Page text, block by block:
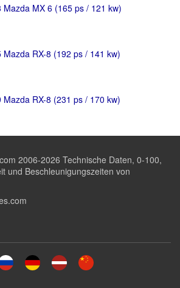
Mazda MX 6 (165 ps / 121 kw)
Mazda RX-8 (192 ps / 141 kw)
Mazda RX-8 (231 ps / 170 kw)
2006-2026 Technische Daten, 0-100,
und Beschleunigungszeiten von